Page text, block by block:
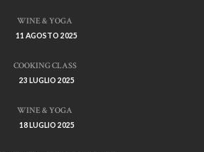
WINE & YOGA
11 AGOSTO 2025
COOKING CLASS
23 LUGLIO 2025
WINE & YOGA
18 LUGLIO 2025